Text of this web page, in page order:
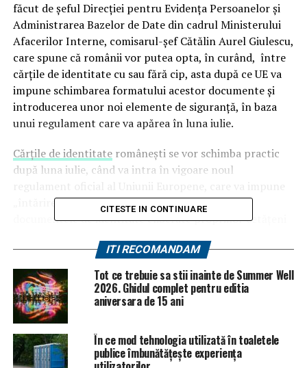
făcut de şeful Direcţiei pentru Evidenţa Persoanelor şi
Administrarea Bazelor de Date din cadrul Ministerului
Afacerilor Interne, comisarul-şef Cătălin Aurel Giulescu,
care spune că românii vor putea opta, în curând, între
cărţile de identitate cu sau fără cip, asta după ce UE va
impune schimbarea formatului acestor documente şi
introducerea unor noi elemente de siguranţă, în baza
unui regulament care va apărea în luna iulie.
Cărţile de identitateromâneşti se vor schimba practic
după luna iulie, când va intra în vigoare noul
„întărirea elementelor de securitate cuprinse în
documentele de identitate eliberate propriilor cetăţeni
„În acest sens, şi la nivelul României vor fi adoptate
măsuri în scopul respectării dispoziţiilor acestui
regulament (…) Măsurile vor conduce la schimbarea
formatului documentului de identitate”, a declarat
Giulescu, adăugând că buletinele vor avea de acum
înainte formatul unui card bancar.
CITESTE IN CONTINUARE
ITI RECOMANDAM
Tot ce trebuie sa stii inainte de Summer Well
2026. Ghidul complet pentru editia
aniversara de 15 ani
În ce mod tehnologia utilizată în toaletele
publice îmbunătățește experiența